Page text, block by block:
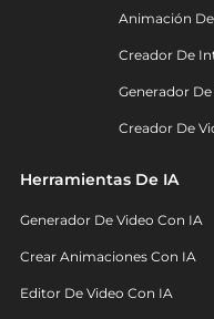
Animación
Creador De
Generador
Creador De
Herramientas De IA
Generador De Video Con IA
Crear Animaciones Con IA
Editor De Video Con IA